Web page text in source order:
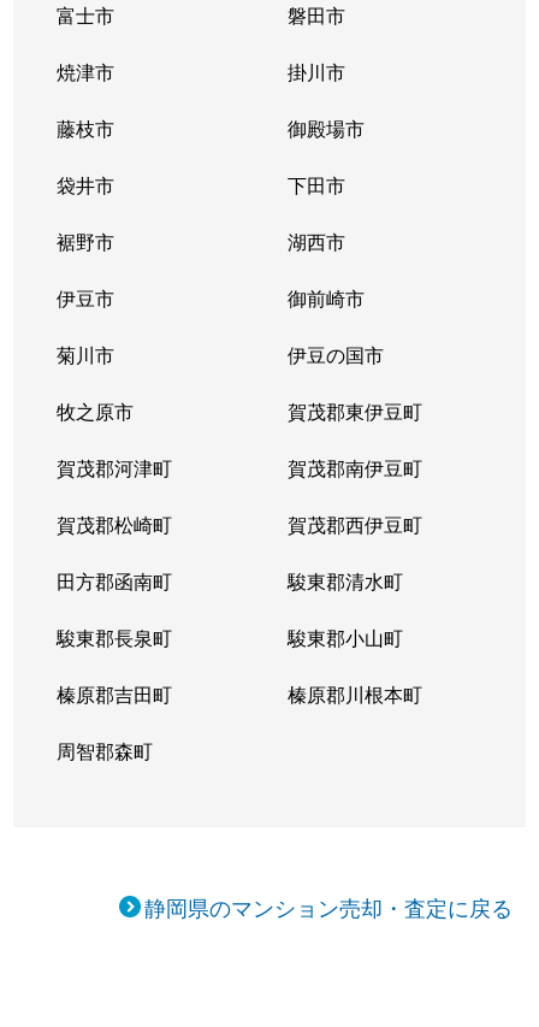
富士市 磐田市
焼津市 掛川市
藤枝市 御殿場市
袋井市 下田市
裾野市 湖西市
伊豆市 御前崎市
菊川市 伊豆の国市
牧之原市 賀茂郡東伊豆町
賀茂郡河津町 賀茂郡南伊豆町
賀茂郡松崎町 賀茂郡西伊豆町
田方郡函南町 駿東郡清水町
駿東郡長泉町 駿東郡小山町
榛原郡吉田町 榛原郡川根本町
周智郡森町
静岡県のマンション売却・査定に戻る